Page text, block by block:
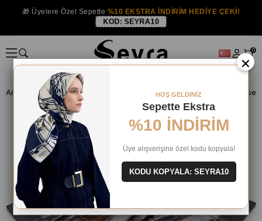
🎁 Üyelere Özel Sepette %10 EKSTRA İNDİRİM HEDİYE ÇEKİ!
KOD: SEYRA10
0
Anasayfa İPEK EŞARP Aker İpek 2024 Yaz Aker Gri Karma
×
HOŞ GELDİNİZ
Sepette Ekstra
%10 İNDİRİM
Üye alışverişine özel kodu kopyala!
KODU KOPYALA: SEYRA10